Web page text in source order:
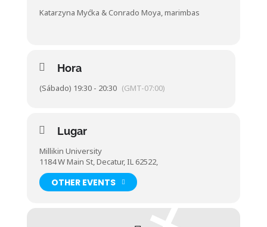
Katarzyna Myćka & Conrado Moya, marimbas
Hora
(Sábado) 19:30 - 20:30 (GMT-07:00)
Lugar
Millikin University
1184 W Main St, Decatur, IL 62522,
OTHER EVENTS